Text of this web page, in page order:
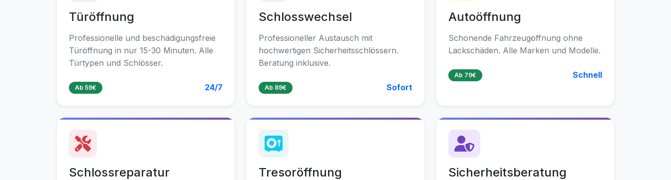
Türöffnung
Professionelle und beschädigungsfreie
Türöffnung in nur 15-30 Minuten. Alle
Türtypen und Schlösser.
Ab 59€ 24/7
Schlosswechsel
Professioneller Austausch mit
hochwertigen Sicherheitsschlössern.
Beratung inklusive.
Ab 89€ Sofort
Autoöffnung
Schonende Fahrzeugöffnung ohne
Lackschäden. Alle Marken und Modelle.
Ab 79€ Schnell
Schlossreparatur Tresoröffnung Sicherheitsberatung